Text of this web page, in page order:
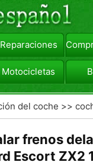
Reparaciones
Motocicletas
Camiones
del coche >>
frenos
Escort ZX2